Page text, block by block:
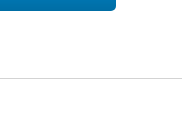
便是吃力的，但大